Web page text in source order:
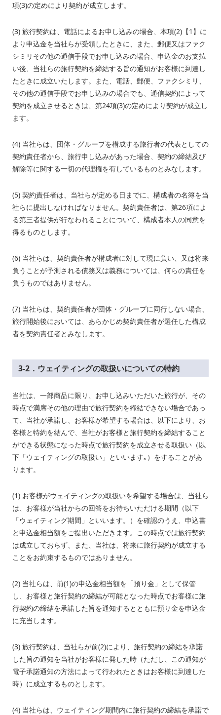
項(3)の定めにより契約が成立します。
(3) 旅行契約は、電話によるお申し込みの場合、本項(2)【1】に
より申込金を当社らが受領したときに、また、郵便又はファク
シミリその他の通信手段でお申し込みの場合、申込金のお支払
い後、当社らの旅行契約を締結する旨の通知がお客様に到達し
たときに成立いたします。また、電話、郵便、ファクシミリ、
その他の通信手段でお申し込みの場合でも、通信契約によって
契約を成立させるときは、第24項(3)の定めにより契約が成立し
ます。
(4) 当社らは、団体・グループを構成する旅行者の代表としての
契約責任者から、旅行申し込みがあった場合、契約の締結及び
解除等に関する一切の代理権を有しているものとみなします。
(5) 契約責任者は、当社らが定める日までに、構成者の名簿を当
社らに提出しなければなりません。契約責任者は、第26項によ
る第三者提供が行なわれることについて、構成者本人の同意を
得るものとします。
(6) 当社らは、契約責任者が構成者に対して現に負い、又は将来
負うことが予測される債務又は義務については、何らの責任を
負うものではありません。
(7) 当社らは、契約責任者が団体・グループに同行しない場合、
旅行開始後においては、あらかじめ契約責任者が選任した構成
者を契約責任者とみなします。
3-2．ウェイティングの取扱いについての特約
当社は、一部商品に限り、お申し込みいただいた旅行が、その
時点で満席その他の理由で旅行契約を締結できない場合であっ
て、当社が承諾し、お客様が希望する場合は、以下により、お
客様と特約を結んで、当社がお客様と旅行契約を締結すること
ができる状態になった時点で旅行契約を成立させる取扱い（以
下「ウェイティングの取扱い」といいます｡）をすることがあ
ります。
(1) お客様がウェイティングの取扱いを希望する場合は、当社ら
は、お客様が当社からの回答をお待ちいただける期間（以下
「ウェイティング期間」といいます。）を確認のうえ、申込書
と申込金相当額をご提出いただきます。この時点では旅行契約
は成立しておらず、また、当社は、将来に旅行契約が成立する
ことをお約束するものではありません。
(2) 当社らは、前(1)の申込金相当額を「預り金」として保管
し、お客様と旅行契約の締結が可能となった時点でお客様に旅
行契約の締結を承諾した旨を通知するとともに預り金を申込金
に充当します。
(3) 旅行契約は、当社らが前(2)により、旅行契約の締結を承諾
した旨の通知を当社がお客様に発した時（ただし、この通知が
電子承諾通知の方法によって行われたときはお客様に到達した
時）に成立するものとします。
(4) 当社らは、ウェイティング期間内に旅行契約の締結を承諾で